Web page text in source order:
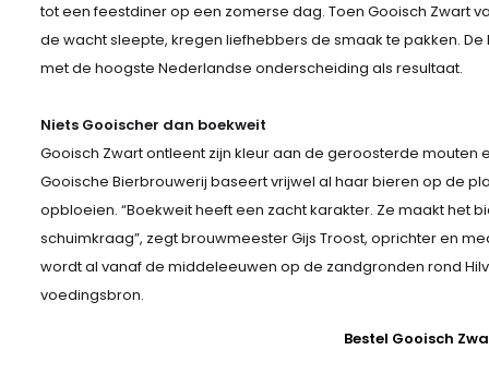
tot een feestdiner op een zomerse dag. Toen Gooisch Zwart
de wacht sleepte, kregen liefhebbers de smaak te pakken.
met de hoogste Nederlandse onderscheiding als resultaat.
Niets Gooischer dan boekweit
Gooisch Zwart ontleent zijn kleur aan de geroosterde mouten
Gooische Bierbrouwerij baseert vrijwel al haar bieren op de
opbloeien. “Boekweit heeft een zacht karakter. Ze maakt het
schuimkraag”, zegt brouwmeester Gijs Troost, oprichter en
wordt al vanaf de middeleeuwen op de zandgronden rond
voedingsbron.
Bestel Gooisch